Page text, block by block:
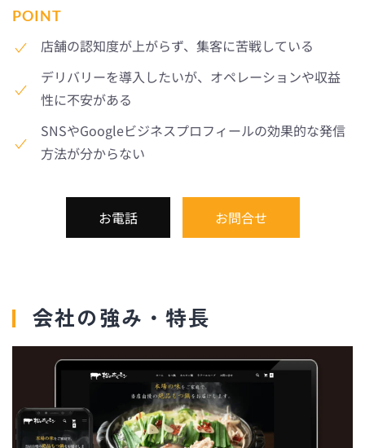
POINT
店舗の認知度が上がらず、集客に苦戦している
デリバリーを導入したいが、オペレーションや収益
性に不安がある
SNSやGoogleビジネスプロフィールの効果的な発信
方法が分からない
お電話 お問合せ
会社の強み・特長